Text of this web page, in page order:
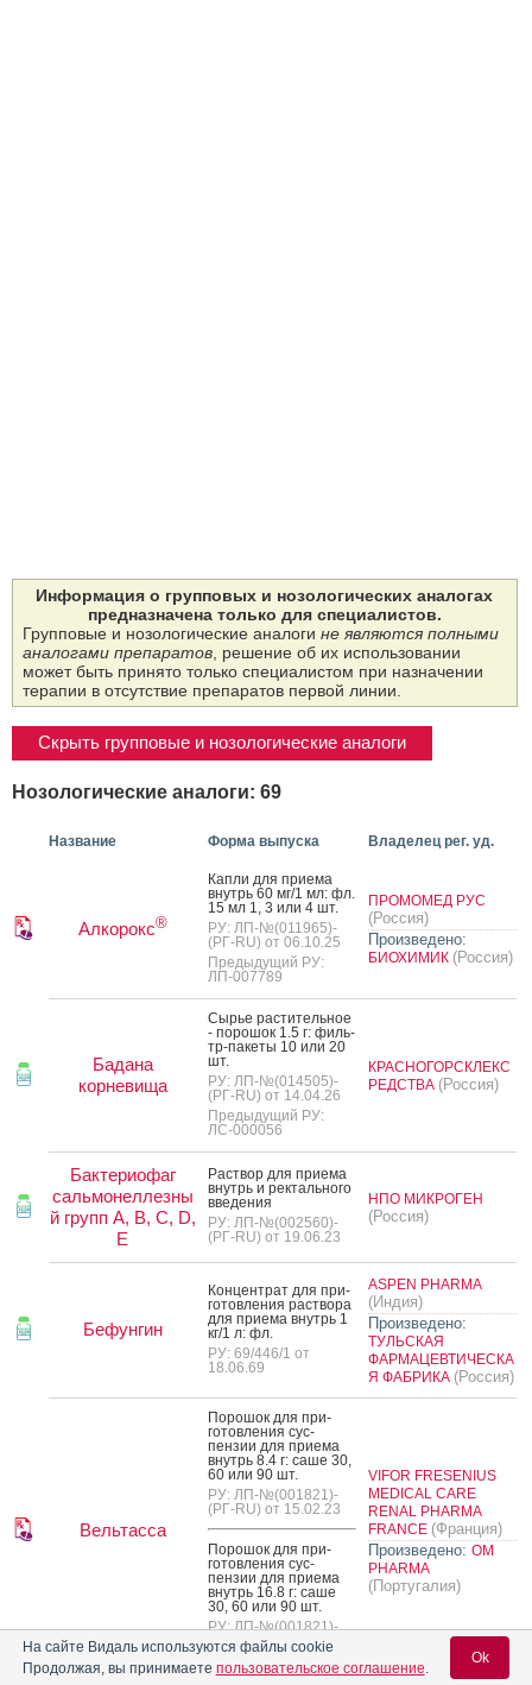
Информация о групповых и нозологических аналогах
предназначена только для специалистов.
Групповые и нозологические аналоги не являются полными
аналогами препаратов, решение об их использовании
может быть принято только специалистом при назначении
терапии в отсутствие препаратов первой линии.
Скрыть групповые и нозологические аналоги
Нозологические аналоги: 69
Название Форма выпуска Владелец рег. уд.
Алкорокс®
Кап­ли для при­ема
внутрь 60 мг/1 мл: фл.
15 мл 1, 3 или 4 шт.
РУ: ЛП-№(011965)-
(РГ-RU) от 06.10.25
Предыдущий РУ:
ЛП-007789
ПРОМОМЕД РУС
(Россия)
Произведено:
БИОХИМИК (Россия)
Бадана
корневища
Сырье рас­ти­тель­ное
- по­рошок 1.5 г: филь­
тр-па­кеты 10 или 20
шт.
РУ: ЛП-№(014505)-
(РГ-RU) от 14.04.26
Предыдущий РУ:
ЛС-000056
КРАСНОГОРСКЛЕКС
РЕДСТВА (Россия)
Бактериофаг
сальмонеллезны
й групп A, B, C, D,
E
Рас­твор для при­ема
внутрь и рек­таль­но­го
вве­дения
РУ: ЛП-№(002560)-
(РГ-RU) от 19.06.23
НПО МИКРОГЕН
(Россия)
Бефунгин
Кон­цен­трат для при­
готов­ле­ния рас­тво­ра
для при­ема внутрь 1
кг/1 л: фл.
РУ: 69/446/1 от
18.06.69
ASPEN PHARMA
(Индия)
Произведено:
ТУЛЬСКАЯ
ФАРМАЦЕВТИЧЕСКА
Я ФАБРИКА (Россия)
Вельтасса
По­рошок для при­
готов­ле­ния сус­
пензии для при­ема
внутрь 8.4 г: са­ше 30,
60 или 90 шт.
РУ: ЛП-№(001821)-
(РГ-RU) от 15.02.23
По­рошок для при­
готов­ле­ния сус­
пензии для при­ема
внутрь 16.8 г: са­ше
30, 60 или 90 шт.
РУ: ЛП-№(001821)-
(РГ-RU) от 15.02.23
VIFOR FRESENIUS
MEDICAL CARE
RENAL PHARMA
FRANCE (Франция)
Произведено: OM
PHARMA
(Португалия)
На сайте Видаль используются файлы cookie
Продолжая, вы принимаете пользовательское соглашение.
Ok